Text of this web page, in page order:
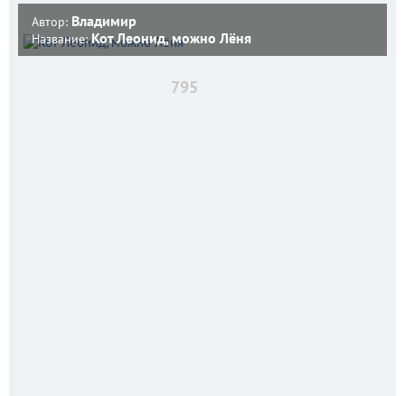
Автор: Владимир
Название:Кот Леонид, можно Лёня
795